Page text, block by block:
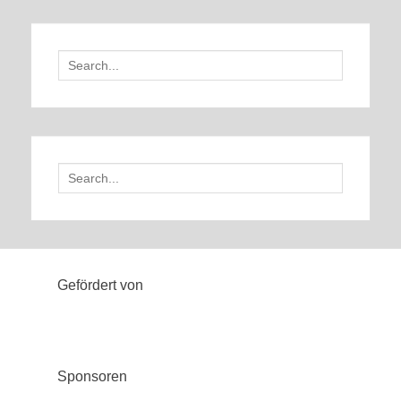
Search
for:
Search
for:
Gefördert von
Sponsoren